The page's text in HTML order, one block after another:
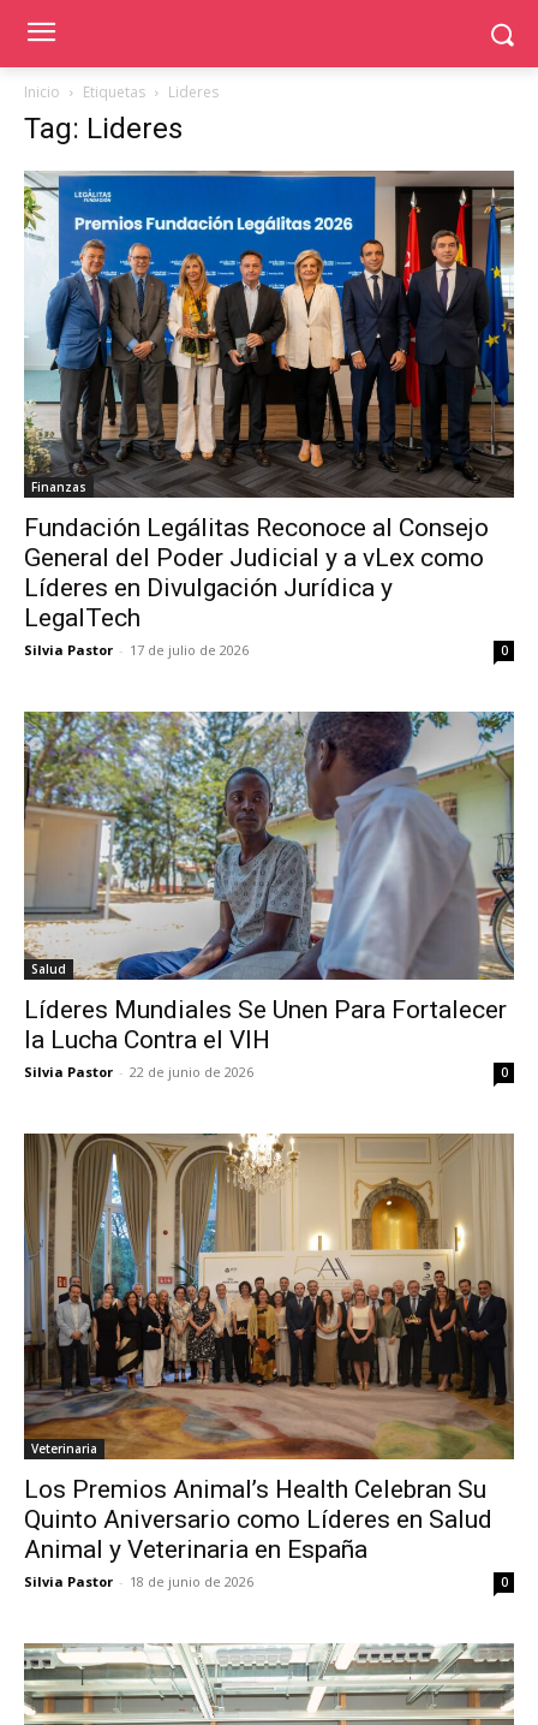
Inicio Etiquetas Lideres
Tag: Lideres
Finanzas
Fundación Legálitas Reconoce al Consejo
General del Poder Judicial y a vLex como
Líderes en Divulgación Jurídica y
LegalTech
Silvia Pastor - 17 de julio de 2026 0
Salud
Líderes Mundiales Se Unen Para Fortalecer
la Lucha Contra el VIH
Silvia Pastor - 22 de junio de 2026 0
Veterinaria
Los Premios Animal’s Health Celebran Su
Quinto Aniversario como Líderes en Salud
Animal y Veterinaria en España
Silvia Pastor - 18 de junio de 2026 0